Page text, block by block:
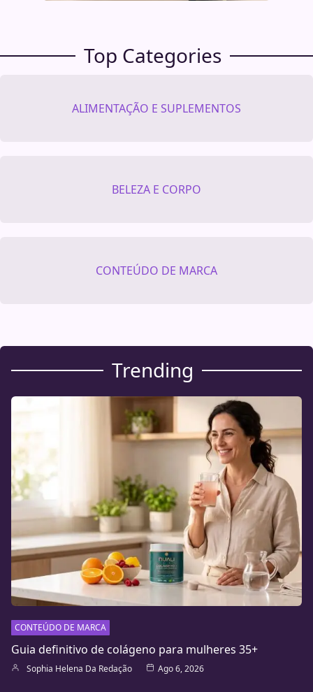
Top Categories
ALIMENTAÇÃO E SUPLEMENTOS
BELEZA E CORPO
CONTEÚDO DE MARCA
Trending
CONTEÚDO DE MARCA
Guia definitivo de colágeno para mulheres 35+
Sophia Helena Da Redação Ago 6, 2026